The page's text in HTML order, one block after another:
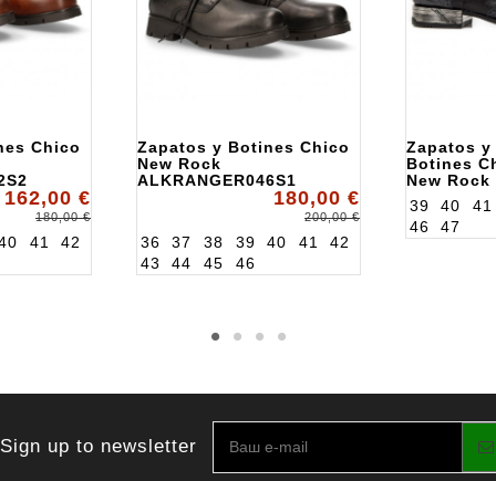
Chico
162,00 €
180,00 €
41 42
Zapatos y Botines Chico
New Rock
ALKRANGER046S1
180,00 €
200,00 €
36 37 38 39 40 41
42
43
44 45 46
Zapatos y
Botines
New Rock
39 40 41
46
47
Sign up to newsletter